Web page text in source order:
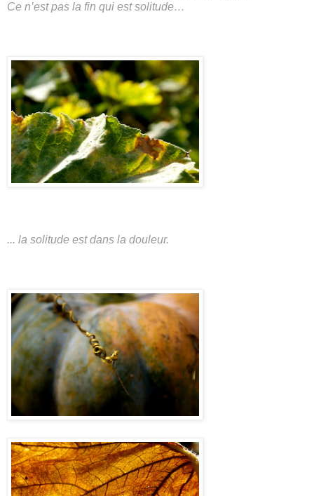
Ce n’est pas la fin qui est solitude…
... la solitude est dans la douleur.